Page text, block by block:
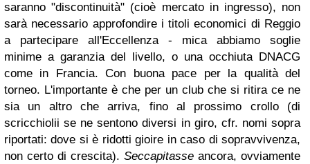
saranno "discontinuità" (cioè mercato in ingresso), non
sarà necessario approfondire i titoli economici di Reggio
a partecipare all'Eccellenza - mica abbiamo soglie
minime a garanzia del livello, o una occhiuta DNACG
come in Francia. Con buona pace per la qualità del
torneo. L'importante è che per un club che si ritira ce ne
sia un altro che arriva, fino al prossimo crollo (di
scricchiolii se ne sentono diversi in giro, cfr. nomi sopra
riportati: dove si è ridotti gioire in caso di sopravvivenza,
non certo di crescita). Seccapitasse ancora, ovviamente